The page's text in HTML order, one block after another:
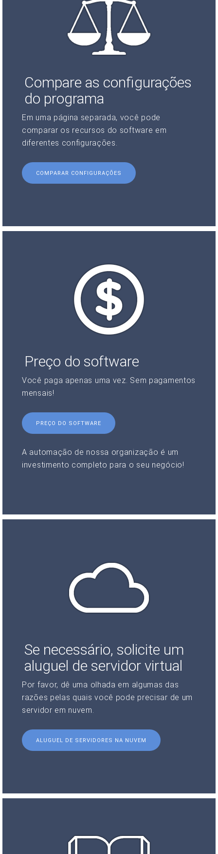
Compare as configurações
do programa
Em uma página separada, você pode
comparar os recursos do software em
diferentes configurações.
COMPARAR CONFIGURAÇÕES
Preço do software
Você paga apenas uma vez. Sem pagamentos
mensais!
PREÇO DO SOFTWARE
A automação de nossa organização é um
investimento completo para o seu negócio!
Se necessário, solicite um
aluguel de servidor virtual
Por favor, dê uma olhada em algumas das
razões pelas quais você pode precisar de um
servidor em nuvem.
ALUGUEL DE SERVIDORES NA NUVEM